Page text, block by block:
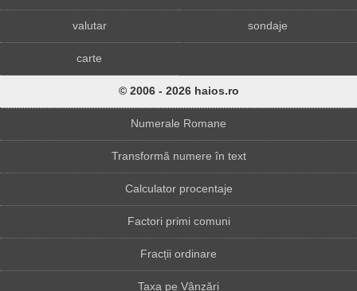
valutar sondaje
carte
© 2006 - 2026 haios.ro
Numerale Romane
Transformă numere în text
Calculator procentaje
Factori primi comuni
Fracții ordinare
Taxa pe Vânzări